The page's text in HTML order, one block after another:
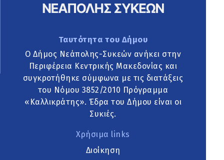
Ταυτότητα του Δήμου
Ο Δήμος Νεάπολης-Συκεών ανήκει στην
Περιφέρεια Κεντρικής Μακεδονίας και
συγκροτήθηκε σύμφωνα με τις διατάξεις
του Νόμου 3852/2010 Πρόγραμμα
«Καλλικράτης». Έδρα του Δήμου είναι οι
Συκιές.
Χρήσιμα links
Διοίκηση